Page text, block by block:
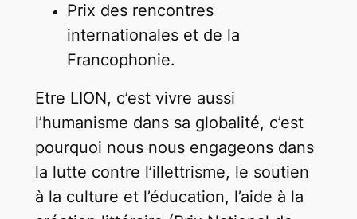
Prix des rencontres
internationales et de la
Francophonie.
Etre LION, c’est vivre aussi
l’humanisme dans sa globalité, c’est
pourquoi nous nous engageons dans
la lutte contre l’illettrisme, le soutien
à la culture et l’éducation, l’aide à la